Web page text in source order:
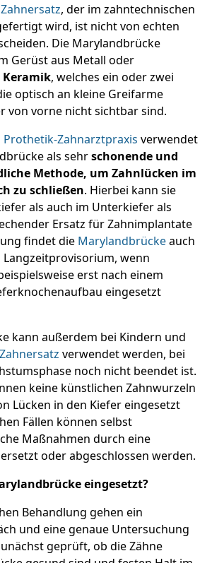
, der im zahntechnischen
wird, ist nicht von echten
Die Marylandbrücke
Gerüst aus Metall oder
, welches ein oder zwei
optisch an kleine Greifarme
von vorne nicht sichtbar sind.
Prothetik-Zahnarztpraxis verwendet
als sehrschonende und
Methode, um Zahnlücken im
zu schließen. Hierbei kann sie
als auch im Unterkiefer als
Ersatz für Zahnimplantate
findet die Marylandbrückeauch
wenn
erst nach einem
eingesetzt
kann außerdem bei Kindern und
Zahnersatz verwendet werden, bei
noch nicht beendet ist.
keine künstlichen Zahnwurzeln
Lücken in den Kiefer eingesetzt
Fällen können selbst
Maßnahmen durch eine
oder abgeschlossen werden.
eingesetzt?
Behandlung gehen ein
und eine genaue Untersuchung
geprüft, ob die Zähne